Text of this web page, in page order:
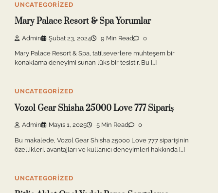
UNCATEGORIZED
Mary Palace Resort & Spa Yorumlar
Admin Şubat 23, 2024 9 Min Read 0
Mary Palace Resort & Spa, tatilseverlere muhteşem bir
konaklama deneyimi sunan lüks bir tesistir. Bu […]
UNCATEGORIZED
Vozol Gear Shisha 25000 Love 777 Sipariş
Admin Mayıs 1, 2025 5 Min Read 0
Bu makalede, Vozol Gear Shisha 25000 Love 777 siparişinin
özellikleri, avantajları ve kullanıcı deneyimleri hakkında […]
UNCATEGORIZED